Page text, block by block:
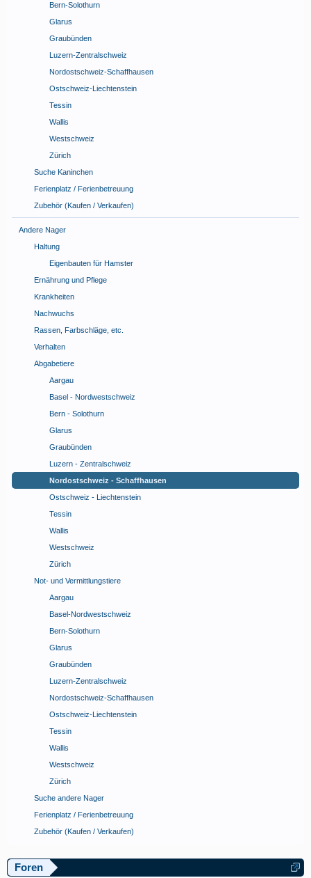
Bern-Solothurn
Glarus
Graubünden
Luzern-Zentralschweiz
Nordostschweiz-Schaffhausen
Ostschweiz-Liechtenstein
Tessin
Wallis
Westschweiz
Zürich
Suche Kaninchen
Ferienplatz / Ferienbetreuung
Zubehör (Kaufen / Verkaufen)
Andere Nager
Haltung
Eigenbauten für Hamster
Ernährung und Pflege
Krankheiten
Nachwuchs
Rassen, Farbschläge, etc.
Verhalten
Abgabetiere
Aargau
Basel - Nordwestschweiz
Bern - Solothurn
Glarus
Graubünden
Luzern - Zentralschweiz
Nordostschweiz - Schaffhausen
Ostschweiz - Liechtenstein
Tessin
Wallis
Westschweiz
Zürich
Not- und Vermittlungstiere
Aargau
Basel-Nordwestschweiz
Bern-Solothurn
Glarus
Graubünden
Luzern-Zentralschweiz
Nordostschweiz-Schaffhausen
Ostschweiz-Liechtenstein
Tessin
Wallis
Westschweiz
Zürich
Suche andere Nager
Ferienplatz / Ferienbetreuung
Zubehör (Kaufen / Verkaufen)
Foren